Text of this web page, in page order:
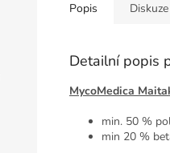
Popis Diskuze
Detailní popis
MycoMedica
min. 50 %
min 20 %